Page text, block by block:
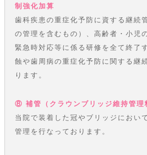
制強化加算
歯科疾患の重症化予防に資する継続
の管理を含むもの）、高齢者・小児
緊急時対応等に係る研修を全て終了
蝕や歯周病の重症化予防に関する継
ります。
⑧ 補管（クラウンブリッジ維持管理
当院で装着した冠やブリッジにおい
管理を行なっております。